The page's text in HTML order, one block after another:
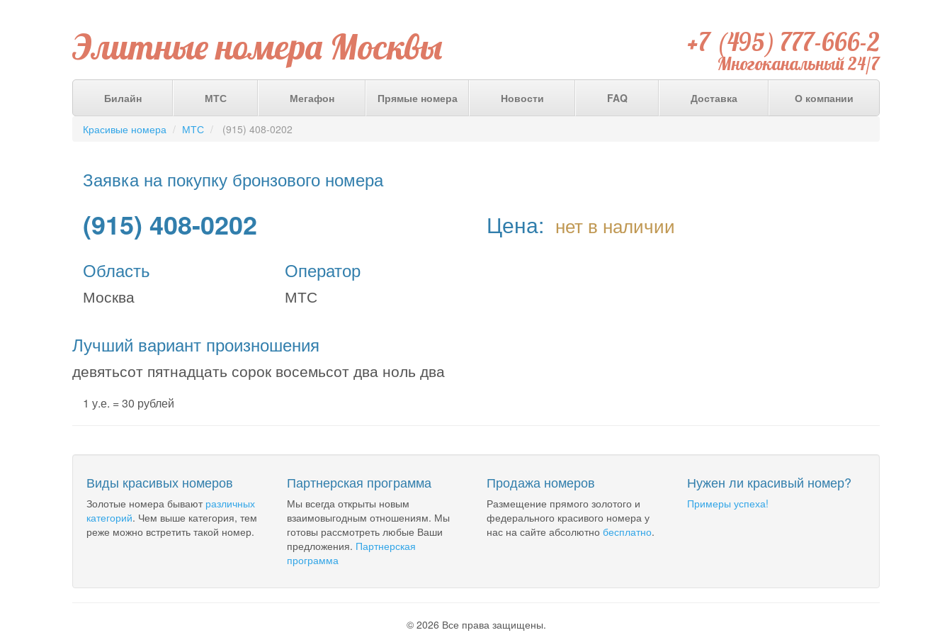
Элитные номера Москвы +7 (495) 777-666-2
Многоканальный 24/7
Билайн МТС Мегафон Прямые номера Новости FAQ Доставка О компании
Красивые номера МТС (915) 408-0202
Заявка на покупку бронзового номера
(915) 408-0202 Цена: нет в наличии
Область
Москва
Оператор
МТС
Лучший вариант произношения
девятьсот пятнадцать сорок восемьсот два ноль два
1 у.е. = 30 рублей
Виды красивых номеров
Золотые номера бывают различных
категорий. Чем выше категория, тем
реже можно встретить такой номер.
Партнерская программа
Мы всегда открыты новым
взаимовыгодным отношениям. Мы
готовы рассмотреть любые Ваши
предложения. Партнерская
программа
Продажа номеров
Размещение прямого золотого и
федерального красивого номера у
нас на сайте абсолютно бесплатно.
Нужен ли красивый номер?
Примеры успеха!
© 2026 Все права защищены.